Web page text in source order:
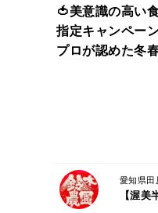
🍅美意識の高い
指定キャンペー
プロが認めた冬
愛知県田
【渥美